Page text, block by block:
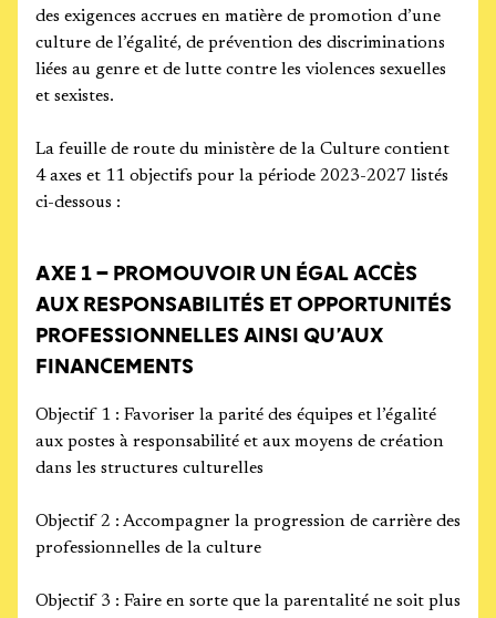
des exigences accrues en matière de promotion d’une
culture de l’égalité, de prévention des discriminations
liées au genre et de lutte contre les violences sexuelles
et sexistes.
La feuille de route du ministère de la Culture contient
4 axes et 11 objectifs pour la période 2023-2027 listés
ci-dessous :
AXE 1 – PROMOUVOIR UN ÉGAL ACCÈS
AUX RESPONSABILITÉS ET OPPORTUNITÉS
PROFESSIONNELLES AINSI QU’AUX
FINANCEMENTS
Objectif 1 : Favoriser la parité des équipes et l’égalité
aux postes à responsabilité et aux moyens de création
dans les structures culturelles
Objectif 2 : Accompagner la progression de carrière des
professionnelles de la culture
Objectif 3 : Faire en sorte que la parentalité ne soit plus